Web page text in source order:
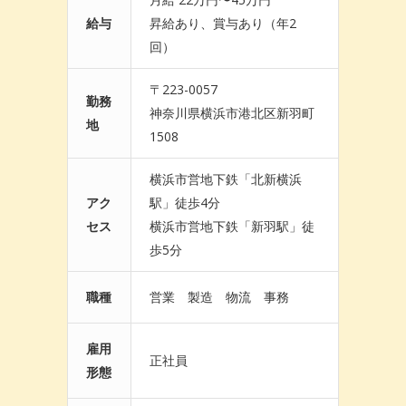
給与
昇給あり、賞与あり（年2
回）
勤務
地
〒223-0057
神奈川県横浜市港北区新羽町
1508
アク
セス
横浜市営地下鉄「北新横浜
駅」徒歩4分
横浜市営地下鉄「新羽駅」徒
歩5分
職種 営業 製造 物流 事務
雇用
形態
正社員